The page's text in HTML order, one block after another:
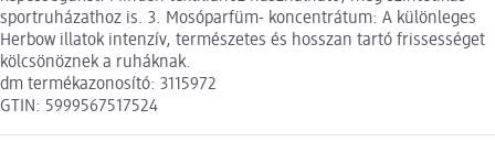
sportruházathoz is. 3. Mosóparfüm- koncentrátum: A különleges
Herbow illatok intenzív, természetes és hosszan tartó frissességet
kölcsönöznek a ruháknak.
dm termékazonosító: 3115972
GTIN: 5999567517524